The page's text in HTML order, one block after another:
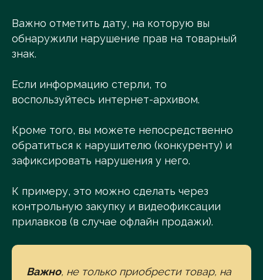
Важно отметить дату, на которую вы
обнаружили нарушение прав на товарный
знак.
Если информацию стерли, то
воспользуйтесь интернет-архивом.
Кроме того, вы можете непосредственно
обратиться к нарушителю (конкуренту) и
зафиксировать нарушения у него.
К примеру, это можно сделать через
контрольную закупку и видеофиксации
прилавков (в случае офлайн продажи).
Важно, не только приобрести товар, на